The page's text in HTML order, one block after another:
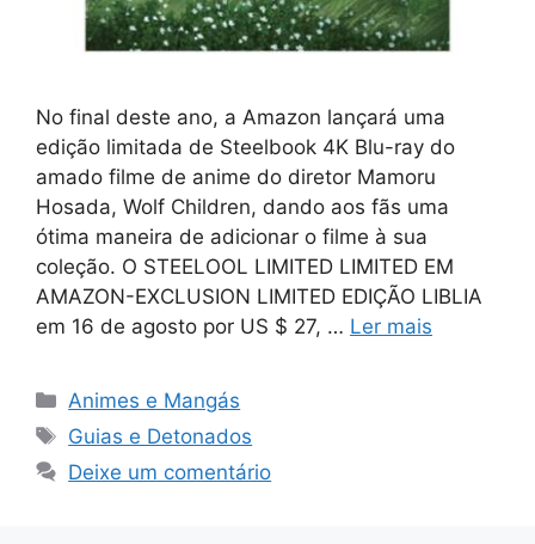
No final deste ano, a Amazon lançará uma
edição limitada de Steelbook 4K Blu-ray do
amado filme de anime do diretor Mamoru
Hosada, Wolf Children, dando aos fãs uma
ótima maneira de adicionar o filme à sua
coleção. O STEELOOL LIMITED LIMITED EM
AMAZON-EXCLUSION LIMITED EDIÇÃO LIBLIA
em 16 de agosto por US $ 27, … Ler mais
Categorias
Animes e Mangás
Tags
Guias e Detonados
Deixe um comentário